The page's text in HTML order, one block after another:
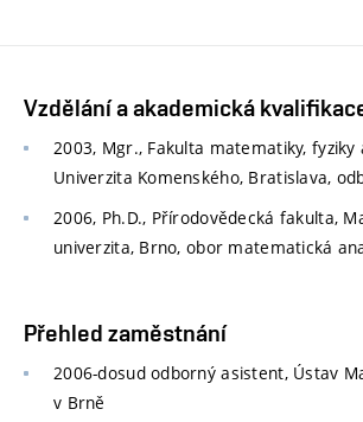
Vzdělání a akademická
2003, Mgr., Fakulta matematiky,
Univerzita Komenského, Bratislava,
2006, Ph.D., Přírodovědecká fakulta,
univerzita, Brno, obor matematická
Přehled zaměstnání
2006-dosud odborný asistent, Ústav
v Brně